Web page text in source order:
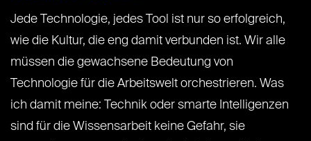
Jede Technologie, jedes Tool ist nur so erfolgreich,
wie die Kultur, die eng damit verbunden ist. Wir alle
müssen die gewachsene Bedeutung von
Technologie für die Arbeitswelt orchestrieren. Was
ich damit meine: Technik oder smarte Intelligenzen
sind für die Wissensarbeit keine Gefahr, sie